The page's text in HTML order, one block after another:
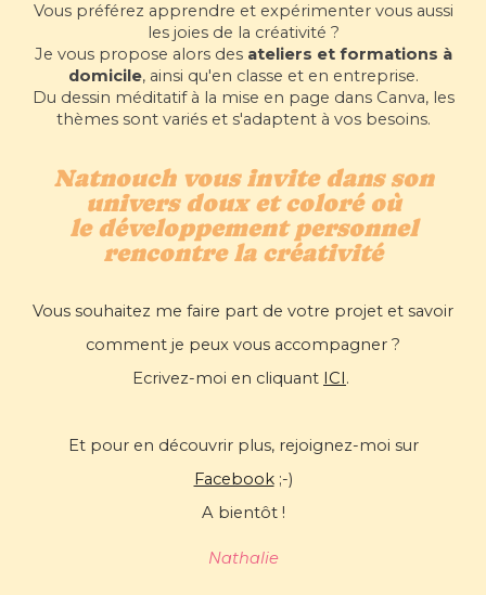
Vous préférez apprendre et expérimenter vous aussi
les joies de la créativité ?
Je vous propose alors desateliers et formations à
domicile, ainsi qu'en classe et en entreprise.
Du dessin méditatif à la mise en page dans Canva, les
thèmes sont variés et s'adaptent à vos besoins.
Natnouch vous invite dans son
univers douxetcoloré où
le développement personnel
rencontre la créativité
Vous souhaitez me faire part de votre projet et savoir
comment je peux vous accompagner ?
Ecrivez-moi en cliquant ICI.
Et pour en découvrir plus, rejoignez-moi sur
Facebook;-)
A bientôt !
Nathalie